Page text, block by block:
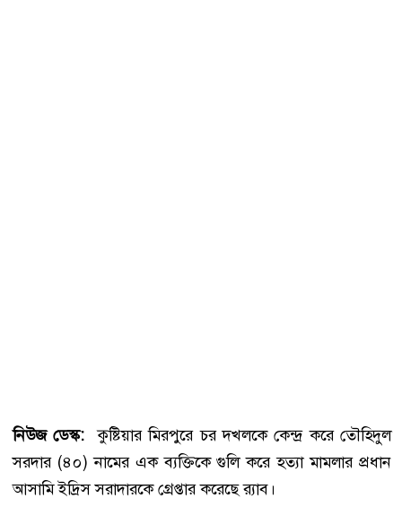
নিউজ ডেস্ক:কুষ্টিয়ার মিরপুরে চর দখলকে কেন্দ্র করে তৌহিদুল
সরদার (৪০) নামের এক ব্যক্তিকে গুলি করে হত্যা মামলার প্রধান
আসামি ইদ্রিস সরাদারকে গ্রেপ্তার করেছে র‍্যাব।